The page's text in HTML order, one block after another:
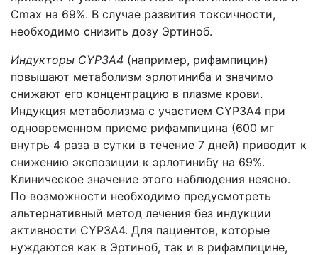
Cmax на 69%. В случае развития токсичности,
необходимо снизить дозу Эртиноб.
Индукторы CYP3А4 (например, рифампицин)
повышают метаболизм эрлотиниба и значимо
снижают его концентрацию в плазме крови.
Индукция метаболизма с участием CYP3А4 при
одновременном приеме рифампицина (600 мг
внутрь 4 раза в сутки в течение 7 дней) приводит к
снижению экспозиции к эрлотинибу на 69%.
Клиническое значение этого наблюдения неясно.
По возможности необходимо предусмотреть
альтернативный метод лечения без индукции
активности CYP3А4. Для пациентов, которые
нуждаются как в Эртиноб, так и в рифампицине,